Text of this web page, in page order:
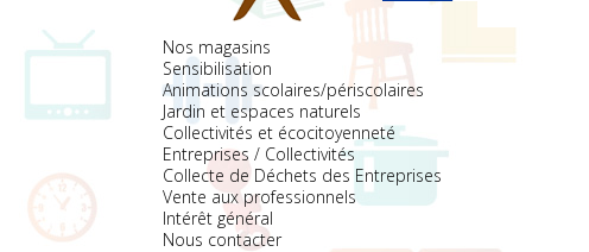
Nos magasins
Sensibilisation
Animations scolaires/périscolaires
Jardin et espaces naturels
Collectivités et écocitoyenneté
Entreprises / Collectivités
Collecte de Déchets des Entreprises
Vente aux professionnels
Intérêt général
Nous contacter